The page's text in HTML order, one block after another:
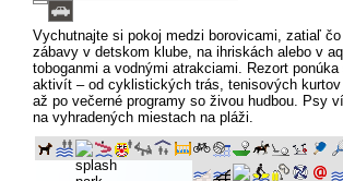
Vychutnajte si pokoj medzi borovicami, zatiaľ
zábavy v detskom klube, na ihriskách alebo v
toboganmi a vodnými atrakciami. Rezort
aktivít – od cyklistických trás, tenisových
až po večerné programy so živou hudbou. Psy
na vyhradených miestach na pláži.